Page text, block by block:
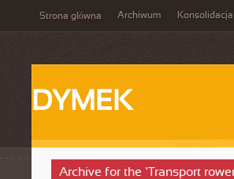
Strona główna Archiwum Konsolidacja
DYMEK
Archive for the ‘Transport